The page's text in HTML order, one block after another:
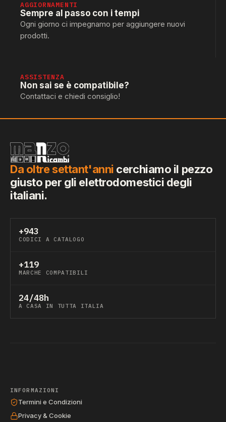
AGGIORNAMENTI
Sempre al passo con i tempi
Ogni giorno ci impegnamo per aggiungere nuovi
prodotti.
ASSISTENZA
Non sai se è compatibile?
Contattaci e chiedi consiglio!
Da oltre settant'anni cerchiamo il pezzo
giusto per gli elettrodomestici degli
italiani.
+943
CODICI A CATALOGO
+119
MARCHE COMPATIBILI
24/48h
A CASA IN TUTTA ITALIA
INFORMAZIONI
Termini e Condizioni
Privacy & Cookie